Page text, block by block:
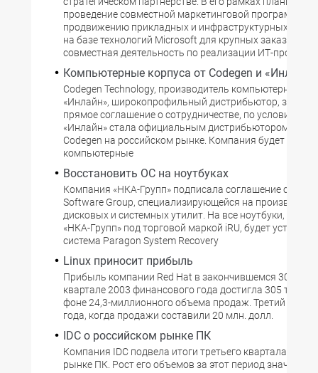
проведение совместной маркетинговой программы
продвижению прикладных и инфраструктурных
на базе технологий Microsoft для крупных заказчиков
совместная деятельность по реализации ИТ-проектов.
Компьютерные корпуса от Codegen и «Инлайн»
Codegen Technology, производитель компьютерной
«Инлайн», широкопрофильный дистрибьютор,
прямое соглашение о сотрудничестве, по условиям
«Инлайн» стала официальным дистрибьютором
Codegen на российском рынке. Компания будет
компьютерные
Восстановить ОС на ноутбуках
Компания «НКА-Групп» подписала соглашение с
Software Group, специализирующейся на
дисковых и системных утилит. На все ноутбуки,
«НКА-Групп» под торговой маркой iRU, будет
система Paragon System Recovery
Linux приносит прибыль
Прибыль компании Red Hat в закончившемся 30
квартале 2003 финансового года достигла 305 тыс.
фоне 24,3-миллионного объема продаж. Третий
года, когда продажи составили 20 млн. долл.
IDC о российском рынке ПК
Компания IDC подвела итоги третьего квартала на
рынке ПК. Рост его объемов за этот период